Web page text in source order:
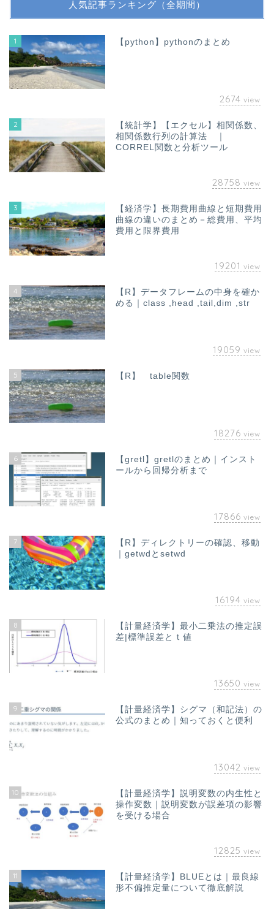
人気記事ランキング（全期間）
1 【python】pythonのまとめ
2674 view
2
【統計学】【エクセル】相関係数、
相関係数行列の計算法 ｜
CORREL関数と分析ツール
28758 view
3
【経済学】長期費用曲線と短期費用
曲線の違いのまとめ－総費用、平均
費用と限界費用
19201 view
4
【R】データフレームの中身を確か
める｜class ,head ,tail,dim ,str
19059 view
5 【R】 table関数
18276 view
6
【gretl】gretlのまとめ｜インスト
ールから回帰分析まで
17866 view
7
【R】ディレクトリーの確認、移動
｜getwdとsetwd
16194 view
8
【計量経済学】最小二乗法の推定誤
差|標準誤差とｔ値
13650 view
9
【計量経済学】シグマ（和記法）の
公式のまとめ｜知っておくと便利
13042 view
10
【計量経済学】説明変数の内生性と
操作変数｜説明変数が誤差項の影響
を受ける場合
12825 view
11
【計量経済学】BLUEとは｜最良線
形不偏推定量について徹底解説
ホーム
オフィス海水浴について｜
山澤成康